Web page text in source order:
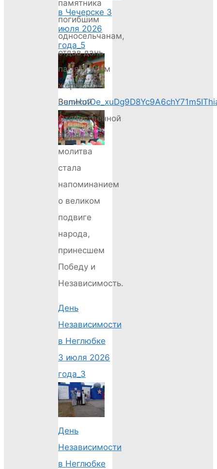
в Чечерске 3
июля 2026
года_5
памятника
погибшим
односельчанам,
отдав дань
памяти всем
жертвам
Великой
Отечественной
войны. Эта
молитва
стала
напоминанием
о великом
подвиге
народа,
принесшем
Победу и
Независимость.
День
Независимости
в Неглюбке
3 июля 2026
года_3
День
Независимости
в Неглюбке